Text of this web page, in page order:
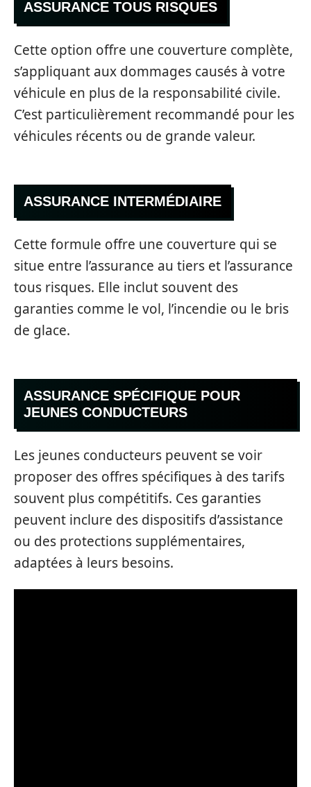
ASSURANCE TOUS RISQUES
Cette option offre une couverture complète,
s’appliquant aux dommages causés à votre
véhicule en plus de la responsabilité civile.
C’est particulièrement recommandé pour les
véhicules récents ou de grande valeur.
ASSURANCE INTERMÉDIAIRE
Cette formule offre une couverture qui se
situe entre l’assurance au tiers et l’assurance
tous risques. Elle inclut souvent des
garanties comme le vol, l’incendie ou le bris
de glace.
ASSURANCE SPÉCIFIQUE POUR
JEUNES CONDUCTEURS
Les jeunes conducteurs peuvent se voir
proposer des offres spécifiques à des tarifs
souvent plus compétitifs. Ces garanties
peuvent inclure des dispositifs d’assistance
ou des protections supplémentaires,
adaptées à leurs besoins.